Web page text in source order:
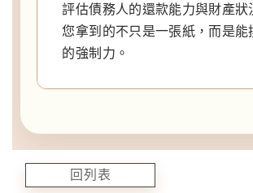
評估債務人的還款能力與財產狀
您拿到的不只是一張紙，而是能
的強制力。
回列表